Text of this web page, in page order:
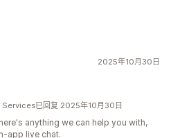
2025年10月30日
已回复 2025年10月30日
anything we can help you with,
app live chat.